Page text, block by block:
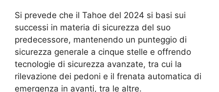
Si prevede che il Tahoe del 2024 si basi sui
successi in materia di sicurezza del suo
predecessore, mantenendo un punteggio di
sicurezza generale a cinque stelle e offrendo
tecnologie di sicurezza avanzate, tra cui la
rilevazione dei pedoni e il frenata automatica di
emergenza in avanti, tra le altre.